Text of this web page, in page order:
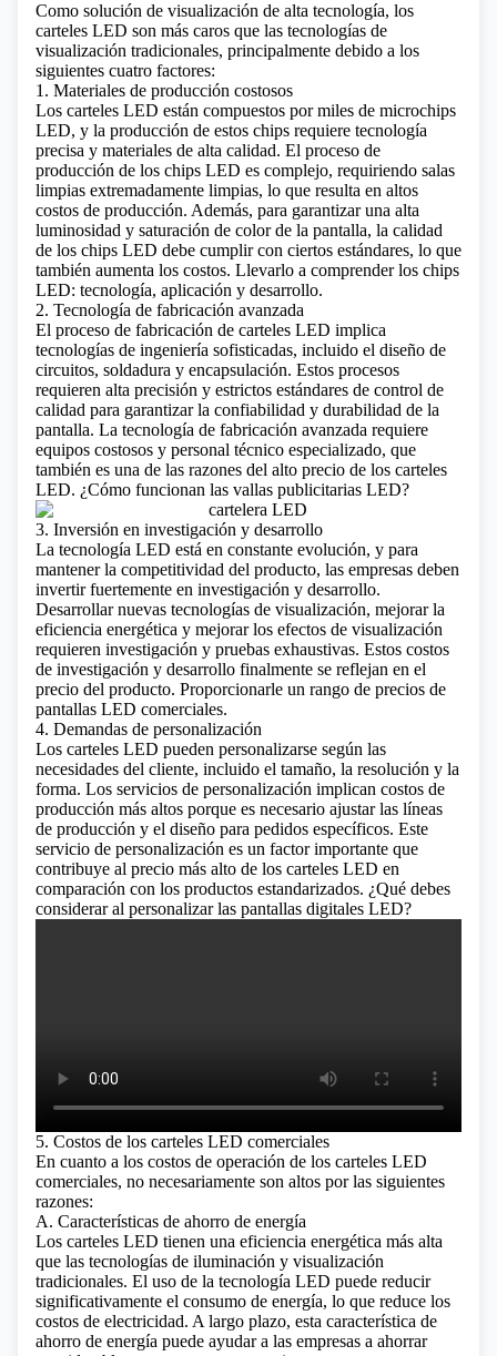
Como solución de visualización de alta tecnología, los
carteles LED son más caros que las tecnologías de
visualización tradicionales, principalmente debido a los
siguientes cuatro factores:
1. Materiales de producción costosos
Los carteles LED están compuestos por miles de microchips
LED, y la producción de estos chips requiere tecnología
precisa y materiales de alta calidad. El proceso de
producción de los chips LED es complejo, requiriendo salas
limpias extremadamente limpias, lo que resulta en altos
costos de producción. Además, para garantizar una alta
luminosidad y saturación de color de la pantalla, la calidad
de los chips LED debe cumplir con ciertos estándares, lo que
también aumenta los costos. Llevarlo a comprender los chips
LED: tecnología, aplicación y desarrollo.
2. Tecnología de fabricación avanzada
El proceso de fabricación de carteles LED implica
tecnologías de ingeniería sofisticadas, incluido el diseño de
circuitos, soldadura y encapsulación. Estos procesos
requieren alta precisión y estrictos estándares de control de
calidad para garantizar la confiabilidad y durabilidad de la
pantalla. La tecnología de fabricación avanzada requiere
equipos costosos y personal técnico especializado, que
también es una de las razones del alto precio de los carteles
LED. ¿Cómo funcionan las vallas publicitarias LED?
3. Inversión en investigación y desarrollo
La tecnología LED está en constante evolución, y para
mantener la competitividad del producto, las empresas deben
invertir fuertemente en investigación y desarrollo.
Desarrollar nuevas tecnologías de visualización, mejorar la
eficiencia energética y mejorar los efectos de visualización
requieren investigación y pruebas exhaustivas. Estos costos
de investigación y desarrollo finalmente se reflejan en el
precio del producto. Proporcionarle un rango de precios de
pantallas LED comerciales.
4. Demandas de personalización
Los carteles LED pueden personalizarse según las
necesidades del cliente, incluido el tamaño, la resolución y la
forma. Los servicios de personalización implican costos de
producción más altos porque es necesario ajustar las líneas
de producción y el diseño para pedidos específicos. Este
servicio de personalización es un factor importante que
contribuye al precio más alto de los carteles LED en
comparación con los productos estandarizados. ¿Qué debes
considerar al personalizar las pantallas digitales LED?
5. Costos de los carteles LED comerciales
En cuanto a los costos de operación de los carteles LED
comerciales, no necesariamente son altos por las siguientes
razones:
A. Características de ahorro de energía
Los carteles LED tienen una eficiencia energética más alta
que las tecnologías de iluminación y visualización
tradicionales. El uso de la tecnología LED puede reducir
significativamente el consumo de energía, lo que reduce los
costos de electricidad. A largo plazo, esta característica de
ahorro de energía puede ayudar a las empresas a ahorrar